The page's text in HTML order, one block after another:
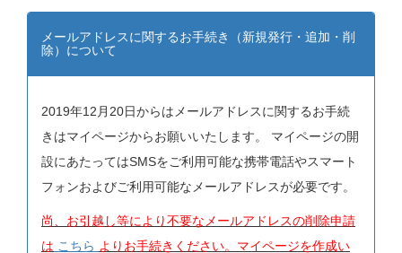
メールアドレスに関するお手続き（新規発行・追加・削
除）について
2019年12月20日からはメールアドレスに関するお手続
きはマイページからお願いいたします。 マイページの開
設にあたってはSMSをご利用可能な携帯電話やスマート
フォンおよびご利用可能なメールアドレスが必要です。
尚、お引越し等により不要なメールアドレスの削除申請
は こちら よりお手続きください。マイページを作成い